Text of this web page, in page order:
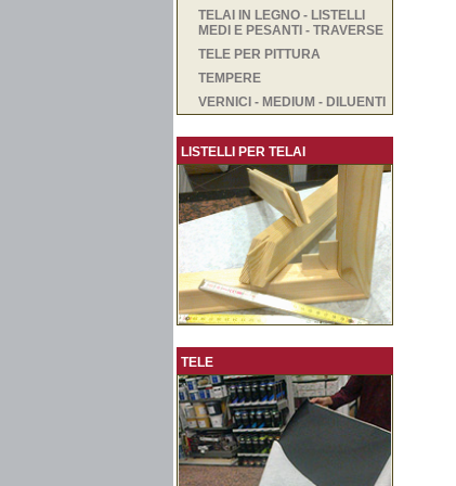
TELAI IN LEGNO - LISTELLI
MEDI E PESANTI - TRAVERSE
TELE PER PITTURA
TEMPERE
VERNICI - MEDIUM - DILUENTI
LISTELLI PER TELAI
TELE